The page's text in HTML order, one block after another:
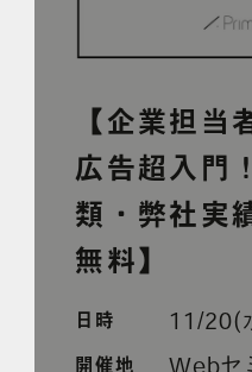
【企業担当
広告超入門
類・弊社実
無料】
日時 11/20(
開催地 Webセ